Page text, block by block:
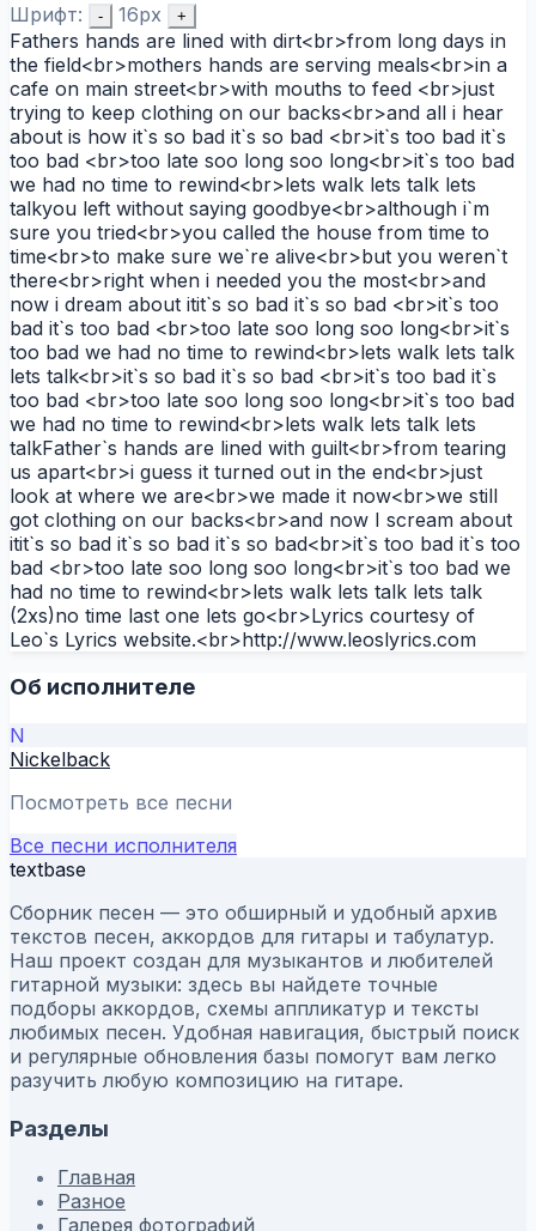
Шрифт: - 16px +
Fathers hands are lined with dirt<br>from long days in
the field<br>mothers hands are serving meals<br>in a
cafe on main street<br>with mouths to feed <br>just
trying to keep clothing on our backs<br>and all i hear
about is how it`s so bad it`s so bad <br>it`s too bad it`s
too bad <br>too late soo long soo long<br>it`s too bad
we had no time to rewind<br>lets walk lets talk lets
talkyou left without saying goodbye<br>although i`m
sure you tried<br>you called the house from time to
time<br>to make sure we`re alive<br>but you weren`t
there<br>right when i needed you the most<br>and
now i dream about itit`s so bad it`s so bad <br>it`s too
bad it`s too bad <br>too late soo long soo long<br>it`s
too bad we had no time to rewind<br>lets walk lets talk
lets talk<br>it`s so bad it`s so bad <br>it`s too bad it`s
too bad <br>too late soo long soo long<br>it`s too bad
we had no time to rewind<br>lets walk lets talk lets
talkFather`s hands are lined with guilt<br>from tearing
us apart<br>i guess it turned out in the end<br>just
look at where we are<br>we made it now<br>we still
got clothing on our backs<br>and now I scream about
itit`s so bad it`s so bad it`s so bad<br>it`s too bad it`s too
bad <br>too late soo long soo long<br>it`s too bad we
had no time to rewind<br>lets walk lets talk lets talk
(2xs)no time last one lets go<br>Lyrics courtesy of
Leo`s Lyrics website.<br>http://www.leoslyrics.com
Об исполнителе
N
Nickelback
Посмотреть все песни
Все песни исполнителя
textbase
Сборник песен — это обширный и удобный архив
текстов песен, аккордов для гитары и табулатур.
Наш проект создан для музыкантов и любителей
гитарной музыки: здесь вы найдете точные
подборы аккордов, схемы аппликатур и тексты
любимых песен. Удобная навигация, быстрый поиск
и регулярные обновления базы помогут вам легко
разучить любую композицию на гитаре.
Разделы
Главная
Разное
Галерея фотографий